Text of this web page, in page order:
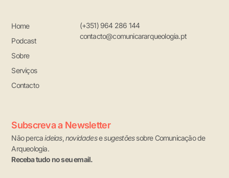
Home
Podcast
Sobre
Serviços
Contacto
(+351) 964 286 144
contacto@comunicararqueologia.pt
Subscreva a Newsletter
Não percaideias,novidadesesugestõessobre Comunicação de
Arqueologia.
Receba tudo no seu email.